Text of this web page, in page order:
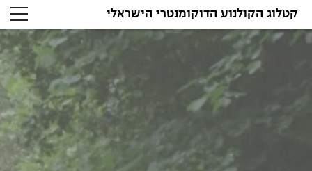
קטלוג הקולנוע הדוקומנטרי הישראלי